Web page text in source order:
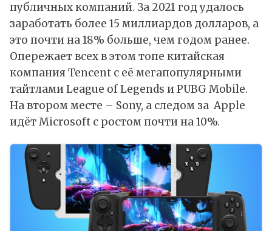
публичных компаний. За 2021 год удалось
заработать более 15 миллиардов долларов, а
это почти на 18% больше, чем годом ранее.
Опережает всех в этом топе китайская
компания Tencent с её мегапопулярными
тайтлами League of Legends и PUBG Mobile.
На втором месте – Sony, а следом за Apple
идёт Microsoft с ростом почти на 10%.